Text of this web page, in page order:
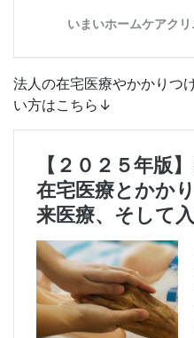
法人の在宅医療やかかりつ
い方はこちら↓